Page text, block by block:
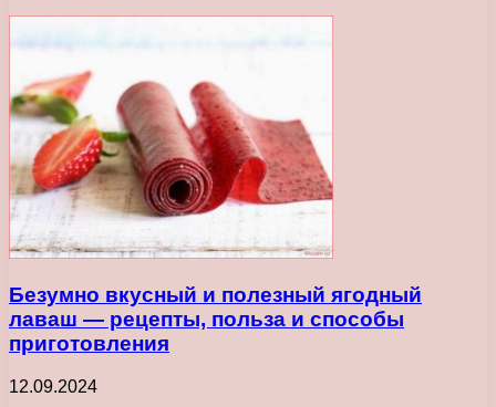
Безумно вкусный и полезный ягодный
лаваш — рецепты, польза и способы
приготовления
12.09.2024